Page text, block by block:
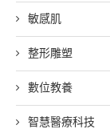
敏感肌
整形雕塑
數位教養
智慧醫療科技